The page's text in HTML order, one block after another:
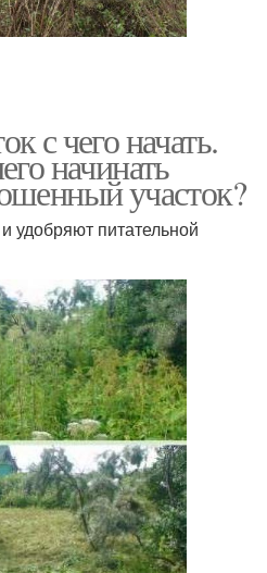
с чего начать.
начинать
участок?
удобряют питательной